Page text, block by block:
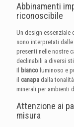
Abbinamenti
riconoscibile
Un design essenziale
sono interpretati
presenti nelle nostre
declinabili a diversi
Il bianco luminoso e
il canapa dalla
minerali per ambienti
Attenzione ai
misura